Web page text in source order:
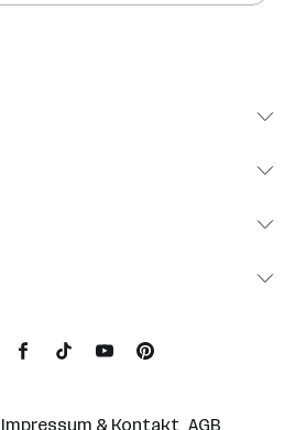
Impressum & Kontakt AGB